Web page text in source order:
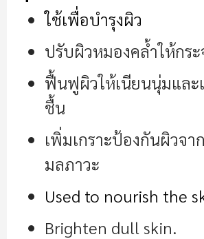
ใช้เพื่อบำรุงผิว
ปรับผิวหมองคล้ำให้กระ
ฟื้นฟูผิวให้เนียนนุ่มและ
ชื้น
เพิ่มเกราะป้องกันผิวจา
มลภาวะ
Used to nourish the
Brighten dull skin.